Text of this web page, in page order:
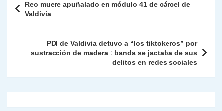
p
p
m o
o
k
n n
k
ie
n
y
ar
tir
de
entradas
Reo muere apuñalado en módulo 41 de cárcel de
Valdivia
PDI de Valdivia detuvo a “los tiktokeros” por
sustracción de madera : banda se jactaba de sus
delitos en redes sociales